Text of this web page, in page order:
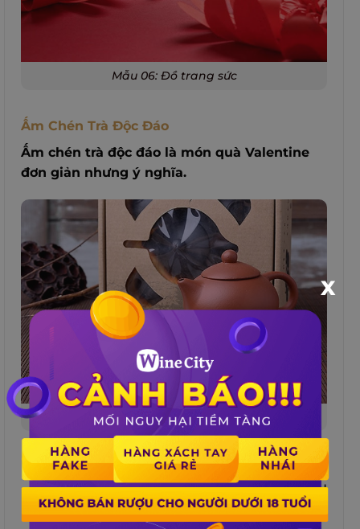
Mẫu 06: Đồ trang sức
Ấm Chén Trà Độc Đáo
Ấm chén trà độc đáo là món quà Valentine
đơn giản nhưng ý nghĩa.
Mẫu 07: Ấm chén trà độc đáo
Ấm chén trà độc đáo không chỉ là vật dụng
hữu ích trong cuộc sống mà còn là biểu
tượng của sự ấm áp và gắn kết.
X